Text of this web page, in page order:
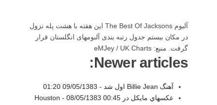
آلبوم The Best Of Jacksons این هفته با هشت پله نزول
در مکان بیستم جدول رتبه بندی آلبومهای انگلستان قرار
گرفت. منبع: eMJey / UK Charts
Newer articles:
آهنگ Billie Jean اول شد -
09/05/1383 01:20
عكسهاي مايكل در Houston - 08/05/1383 00:45